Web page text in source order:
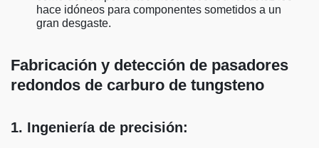
hace idóneos para componentes sometidos a un
gran desgaste.
Fabricación y detección de pasadores
redondos de carburo de tungsteno
1. Ingeniería de precisión: